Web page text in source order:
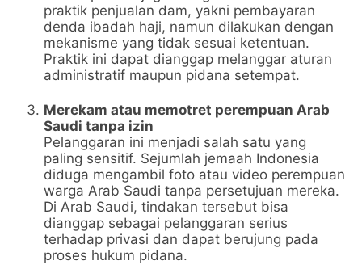
praktik penjualan dam, yakni pembayaran
denda ibadah haji, namun dilakukan dengan
mekanisme yang tidak sesuai ketentuan.
Praktik ini dapat dianggap melanggar aturan
administratif maupun pidana setempat.
Merekam atau memotret perempuan Arab
Saudi tanpa izin
Pelanggaran ini menjadi salah satu yang
paling sensitif. Sejumlah jemaah Indonesia
diduga mengambil foto atau video perempuan
warga Arab Saudi tanpa persetujuan mereka.
Di Arab Saudi, tindakan tersebut bisa
dianggap sebagai pelanggaran serius
terhadap privasi dan dapat berujung pada
proses hukum pidana.